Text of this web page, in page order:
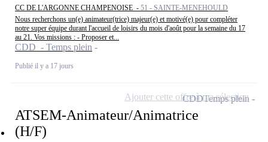
CC DE L'ARGONNE CHAMPENOISE - 51 - SAINTE-MENEHOULD
Nous recherchons un(e) animateur(trice) majeur(e) et motivé(e) pour compléter
notre super équipe durant l'accueil de loisirs du mois d'août pour la semaine du 17
au 21. Vos missions : - Proposer et...
CDD - Temps plein
Publié il y a 17 jours
ATSEM-Animateur/Animatrice
(H/F)
CDDTemps plein
Ajouter cette offre à ma sélection